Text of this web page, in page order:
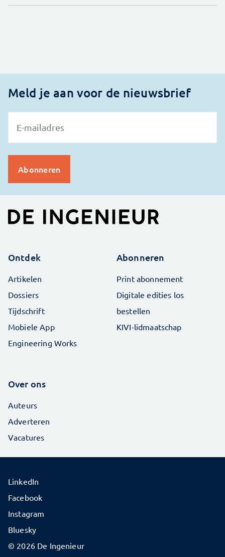
Meld je aan voor de nieuwsbrief
Ontdek
Artikelen
Dossiers
Tijdschrift
Mobiele App
Engineering Works
Abonneren
Print abonnement
Digitale edities los
bestellen
KIVI-lidmaatschap
Over ons
Auteurs
Adverteren
Vacatures
© 2026 De Ingenieur
LinkedIn
Facebook
Instagram
Bluesky